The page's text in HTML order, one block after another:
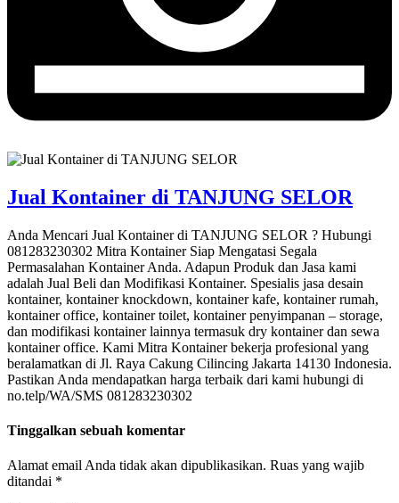
Jual Kontainer di TANJUNG SELOR
Anda Mencari Jual Kontainer di TANJUNG SELOR ? Hubungi
081283230302 Mitra Kontainer Siap Mengatasi Segala
Permasalahan Kontainer Anda. Adapun Produk dan Jasa kami
adalah Jual Beli dan Modifikasi Kontainer. Spesialis jasa desain
kontainer, kontainer knockdown, kontainer kafe, kontainer rumah,
kontainer office, kontainer toilet, kontainer penyimpanan – storage,
dan modifikasi kontainer lainnya termasuk dry kontainer dan sewa
kontainer office. Kami Mitra Kontainer bekerja profesional yang
beralamatkan di Jl. Raya Cakung Cilincing Jakarta 14130 Indonesia.
Pastikan Anda mendapatkan harga terbaik dari kami hubungi di
no.telp/WA/SMS 081283230302
Tinggalkan sebuah komentar
Alamat email Anda tidak akan dipublikasikan. Ruas yang wajib
ditandai *